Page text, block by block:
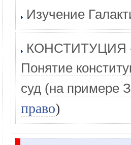
Изучение
КОНСТИТУЦИЯ
Понятие
суд (на примере
право)